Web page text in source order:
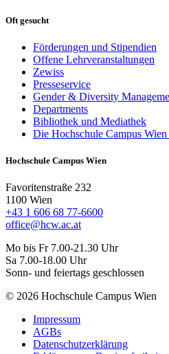
Oft gesucht
Förderungen und Stipendien
Offene Lehrveranstaltungen
Zewiss
Presseservice
Gender & Diversity
Departments
Bibliothek und Mediathek
Die Hochschule Campus
Hochschule Campus Wien
Favoritenstraße 232
1100 Wien
+43 1 606 68 77-6600
office@hcw.ac.at
Mo bis Fr 7.00-21.30 Uhr
Sa 7.00-18.00 Uhr
Sonn- und feiertags geschlossen
© 2026 Hochschule Campus Wien
Impressum
AGBs
Datenschutzerklärung